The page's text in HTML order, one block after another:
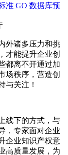
准 GO 数据库预
外诸多压力和挑
才能提升企业创
都离不开通过加
场秩序，营造创
与关注！
线下的方式，与
，专家面对企业
企业知识产权意
高质量发展，为